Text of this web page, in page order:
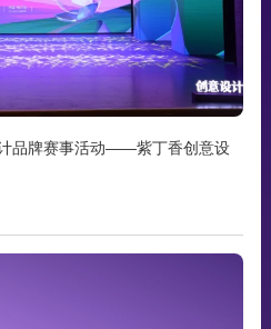
品牌赛事活动——紫丁香创意设